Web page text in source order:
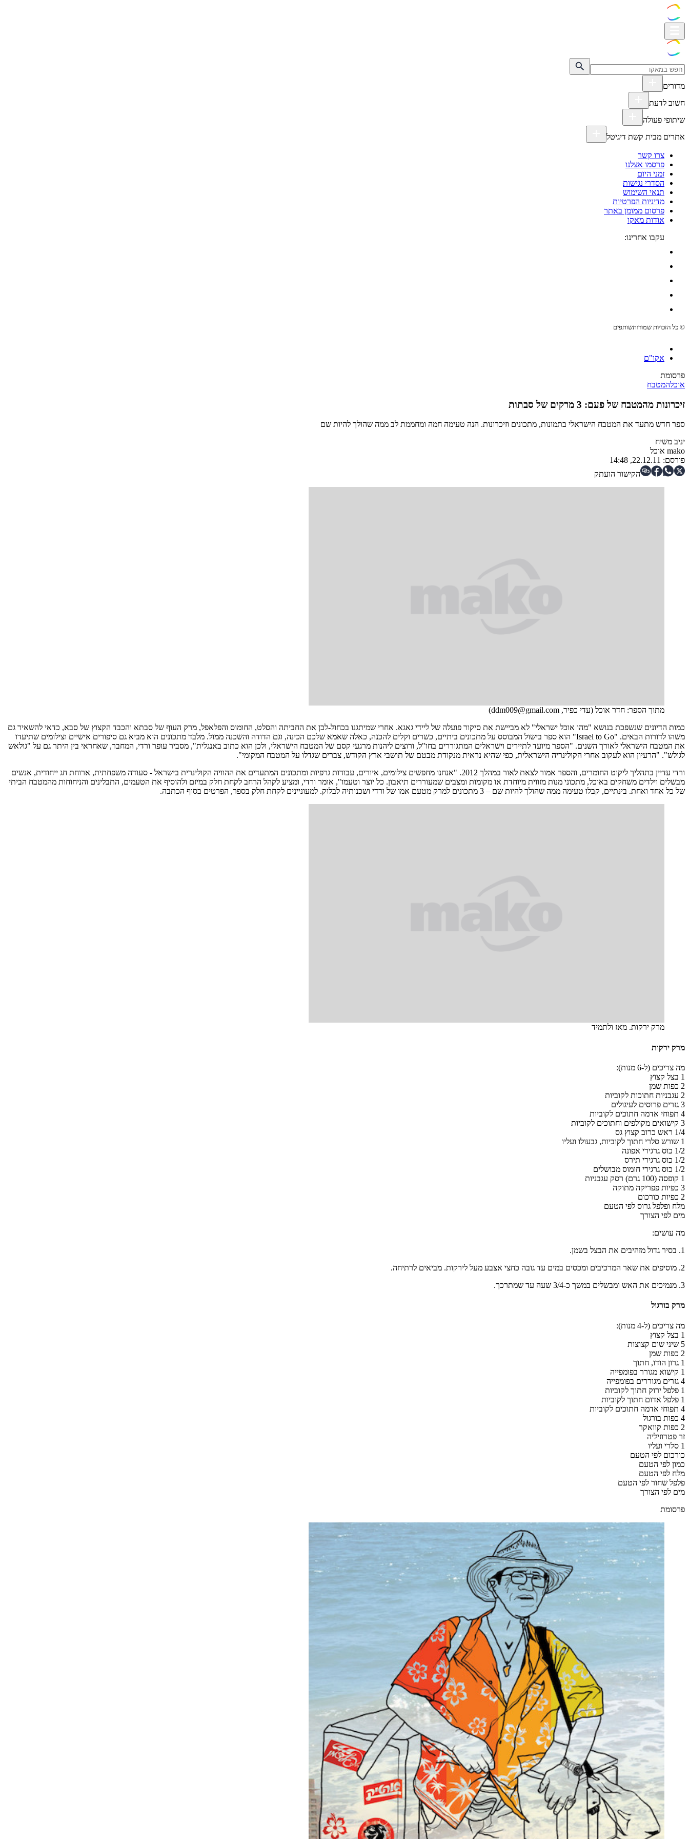
מדורים
חשוב לדעת
שיתופי פעולה
אתרים מבית קשת דיגיטל
צרו קשר
פרסמו אצלנו
זמני היום
הסדרי נגישות
תנאי השימוש
מדיניות הפרטיות
פרסום ממומן באתר
אודות מאקו
עקבו אחרינו:
© כל הזכויות שמורותשותפים
אקו"ם
פרסומת
אוכלהמטבח
זיכרונות מהמטבח של פעם: 3 מרקים של סבתות
ספר חדש מתעד את המטבח הישראלי בתמונות, מתכונים וזיכרונות. הנה טעימה חמה ומחממת לב ממה שהולך להיות שם
יניב משיח
mako אוכל
פורסם: 22.12.11, 14:48
הקישור הועתק
מתוך הספר: חדר אוכל (עדי כפיר, ddm009@gmail.com)
כמות הדיונים שנשפכת בנושא "מהו אוכל ישראלי" לא מביישת את סיקור פועלה של ליידי גאגא. אחרי שמיתגנו בכחול-לבן את החביתה והסלט, החומוס והפלאפל, מרק העוף של סבתא והכבד הקצוץ של סבא, כדאי להשאיר גם
משהו לדורות הבאים. "Israel to Go" הוא ספר בישול המבוסס על מתכונים ביתיים, כשרים וקלים להכנה, כאלה שאמא שלכם הכינה, וגם הדודה והשכנה ממול. מלבד מתכונים הוא מביא גם סיפורים אישיים וצילומים שתיעדו
את המטבח הישראלי לאורך השנים. "הספר מיועד לתיירים וישראלים המתגוררים בחו"ל, ורוצים ליהנות מרגעי קסם של המטבח הישראלי, ולכן הוא כתוב באנגלית", מסביר עופר ורדי, המחבר, שאחראי בין היתר גם על "גולאש
לגולש". "הרעיון הוא לעקוב אחרי הקולינריה הישראלית, כפי שהיא נראית מנקודת מבטם של תושבי ארץ הקודש, צברים שגדלו על המטבח המקומי".
ורדי עדיין בתהליך ליקוט החומרים, והספר אמור לצאת לאור במהלך 2012. "אנחנו מחפשים צילומים, איורים, עבודות גרפיות ומתכונים המתעדים את ההוויה הקולינרית בישראל - סעודה משפחתית, ארוחת חג ייחודית, אנשים
מבשלים וילדים משחקים באוכל, מתכוני מנות מזווית מיוחדת או מקומות ומצבים שמעוררים תיאבון. כל יוצר וטעמו", אומר ורדי, ומציע לקהל הרחב לקחת חלק במיזם ולהוסיף את הטעמים, התבלינים והניחוחות מהמטבח הביתי
של כל אחד ואחת. בינתיים, קבלו טעימה ממה שהולך להיות שם – 3 מתכונים למרק מטעם אמו של ורדי ושכנותיה לבלוק. למעוניינים לקחת חלק בספר, הפרטים בסוף הכתבה.
מרק ירקות. מאז ולתמיד
מרק ירקות
מה צריכים (ל-6 מנות):
1 בצל קצוץ
2 כפות שמן
2 עגבניות חתוכות לקוביות
3 גזרים פרוסים לעיגולים
4 תפוחי אדמה חתוכים לקוביות
3 קישואים מקולפים וחתוכים לקוביות
1/4 ראש כרוב קצוץ גס
1 שורש סלרי חתוך לקוביות, גבעולו ועליו
1/2 כוס גרגירי אפונה
1/2 כוס גרגירי תירס
1/2 כוס גרגירי חומוס מבושלים
1 קופסה (100 גרם) רסק עגבניות
3 כפיות פפריקה מתוקה
2 כפיות כורכום
מלח ופלפל גרוס לפי הטעם
מים לפי הצורך
מה עושים:
1. בסיר גדול מזהיבים את הבצל בשמן.
2. מוסיפים את שאר המרכיבים ומכסים במים עד גובה כחצי אצבע מעל לירקות. מביאים לרתיחה.
3. מנמיכים את האש ומבשלים במשך כ-3/4 שעה עד שמתרכך.
מרק בורגול
מה צריכים (ל-4 מנות):
1 בצל קצוץ
5 שיני שום קצוצות
2 כפות שמן
1 גרון הודו, חתוך
1 קישוא מגורר בפומפייה
4 גזרים מגוררים בפומפייה
1 פלפל ירוק חתוך לקוביות
1 פלפל אדום חתוך לקוביות
4 תפוחי אדמה חתוכים לקוביות
4 כפות בורגול
2 כפות קוואקר
זר פטרוזיליה
1 סלרי ועליו
כורכום לפי הטעם
כמון לפי הטעם
מלח לפי הטעם
פלפל שחור לפי הטעם
מים לפי הצורך
פרסומת